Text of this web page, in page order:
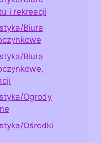
i rekreacji
Biura
Biura
Ogrody
Ośrodki